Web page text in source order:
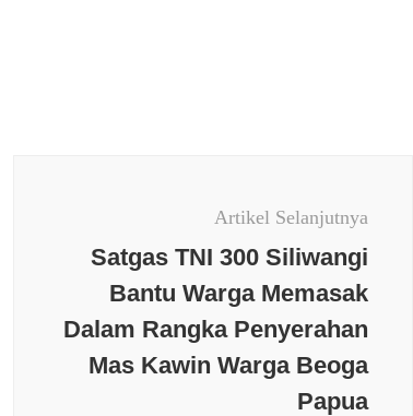
Artikel Selanjutnya
Satgas TNI 300 Siliwangi
Bantu Warga Memasak
Dalam Rangka Penyerahan
Mas Kawin Warga Beoga
Papua
Berita terkini Budaya
Internasional Jakarta